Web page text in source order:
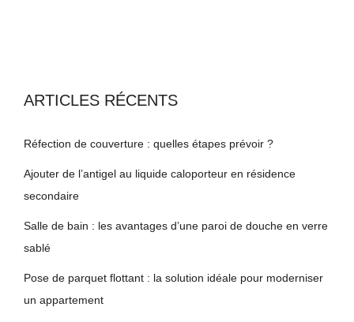
ARTICLES RÉCENTS
Réfection de couverture : quelles étapes prévoir ?
Ajouter de l’antigel au liquide caloporteur en résidence
secondaire
Salle de bain : les avantages d’une paroi de douche en verre
sablé
Pose de parquet flottant : la solution idéale pour moderniser
un appartement